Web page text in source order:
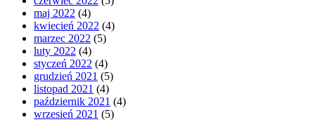
maj 2022 (4)
kwiecień 2022 (4)
marzec 2022 (5)
luty 2022 (4)
styczeń 2022 (4)
grudzień 2021 (5)
listopad 2021 (4)
październik 2021 (4)
wrzesień 2021 (5)